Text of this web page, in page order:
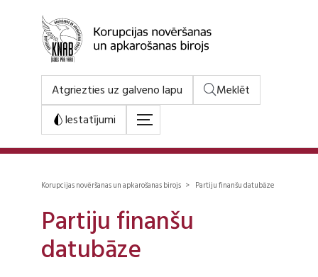
Atgriezties uz galveno lapu
Meklēt
Iestatījumi
Korupcijas novēršanas un apkarošanas birojs > Partiju finanšu datubāze
Partiju finanšu
datubāze